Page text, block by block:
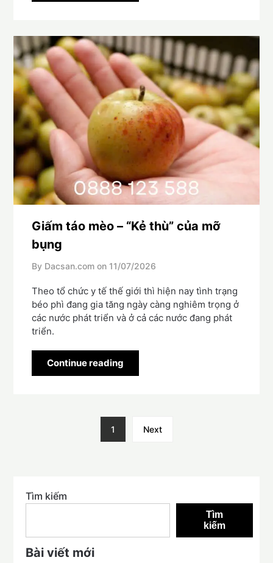
Giấm táo mèo – “Kẻ thù” của mỡ
bụng
By Dacsan.com on 11/07/2026
Theo tổ chức y tế thế giới thì hiện nay tình trạng
béo phì đang gia tăng ngày càng nghiêm trọng ở
các nước phát triển và ở cả các nước đang phát
triển.
Continue reading
1 Next
Tìm kiếm
Tìm
kiếm
Bài viết mới